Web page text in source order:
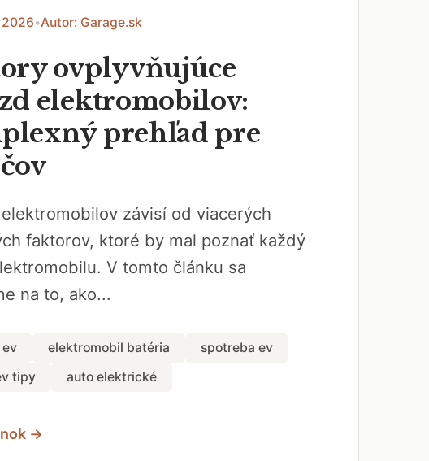
•Autor: Garage.sk
ovplyvňujúce
elektromobilov:
prehľad pre
závisí od viacerých
faktorov, ktoré by mal poznať každý
V tomto článku sa
na to, ako...
elektromobil batéria
spotreba ev
tipy
auto elektrické
→